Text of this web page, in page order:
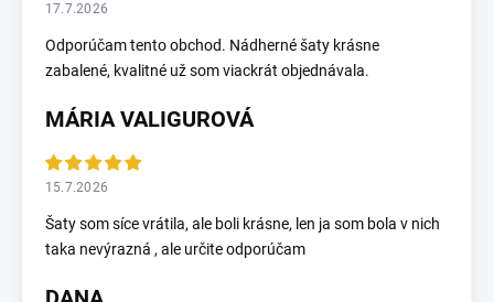
17.7.2026
Odporúčam tento obchod. Nádherné šaty krásne
zabalené, kvalitné už som viackrát objednávala.
MÁRIA VALIGUROVÁ
15.7.2026
Šaty som síce vrátila, ale boli krásne, len ja som bola v nich
taka nevýrazná , ale určite odporúčam